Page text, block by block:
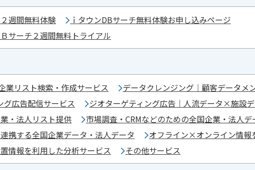
週間無料体験
ｉタウンDBサーチ無料体験お申し込みページ
サーチ２週間無料トライアル
業リスト検索・作成サービス
データクレンジング｜顧客データメ
グ広告配信サービス
ジオターゲティング広告｜人流データ×施設
・法人リスト提供
市場調査・CRMなどのための全国企業・法人
携する全国企業データ・法人データ
オフライン×オンライン情報
情報を利用した分析サービス
その他サービス